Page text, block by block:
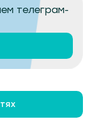
телеграм-